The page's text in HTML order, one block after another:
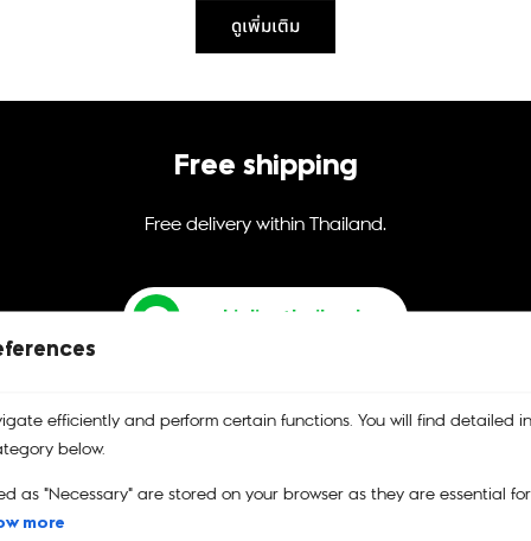
efficiently and perform certain functions. You will find detailed
below.
as "Necessary" are stored on your browser as they are essential
more
ดูเพิ่มเติม
Free shipping
Free delivery within Thailand.